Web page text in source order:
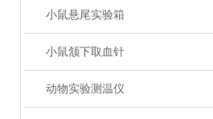
小鼠悬尾实验箱
小鼠颔下取血针
动物实验测温仪